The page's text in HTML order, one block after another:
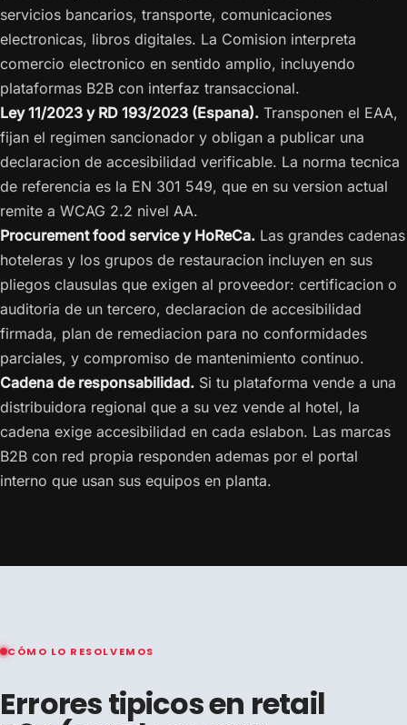
servicios bancarios, transporte, comunicaciones
electronicas, libros digitales. La Comision interpreta
comercio electronico en sentido amplio, incluyendo
plataformas B2B con interfaz transaccional.
Ley 11/2023 y RD 193/2023 (Espana). Transponen el EAA,
fijan el regimen sancionador y obligan a publicar una
declaracion de accesibilidad verificable. La norma tecnica
de referencia es la EN 301 549, que en su version actual
remite a WCAG 2.2 nivel AA.
Procurement food service y HoReCa. Las grandes cadenas
hoteleras y los grupos de restauracion incluyen en sus
pliegos clausulas que exigen al proveedor: certificacion o
auditoria de un tercero, declaracion de accesibilidad
firmada, plan de remediacion para no conformidades
parciales, y compromiso de mantenimiento continuo.
Cadena de responsabilidad. Si tu plataforma vende a una
distribuidora regional que a su vez vende al hotel, la
cadena exige accesibilidad en cada eslabon. Las marcas
B2B con red propia responden ademas por el portal
interno que usan sus equipos en planta.
CÓMO LO RESOLVEMOS
Errores tipicos en retail